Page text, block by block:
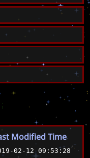
Modified Time
02-12 09:53:28